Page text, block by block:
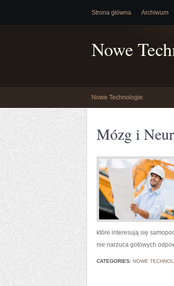
Strona główna Archiwum
Nowe
Nowe Technologie
Mózg i
które interesują się
nie narzuca gotowych
CATEGORIES: NOWE